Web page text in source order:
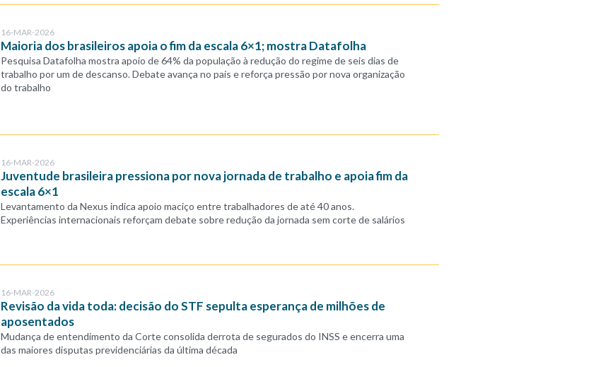
16-MAR-2026
Maioria dos brasileiros apoia o fim da escala 6×1; mostra Datafolha
Pesquisa Datafolha mostra apoio de 64% da população à redução do regime de seis dias de
trabalho por um de descanso. Debate avança no país e reforça pressão por nova organização
do trabalho
16-MAR-2026
Juventude brasileira pressiona por nova jornada de trabalho e apoia fim da
escala 6×1
Levantamento da Nexus indica apoio maciço entre trabalhadores de até 40 anos.
Experiências internacionais reforçam debate sobre redução da jornada sem corte de salários
16-MAR-2026
Revisão da vida toda: decisão do STF sepulta esperança de milhões de
aposentados
Mudança de entendimento da Corte consolida derrota de segurados do INSS e encerra uma
das maiores disputas previdenciárias da última década